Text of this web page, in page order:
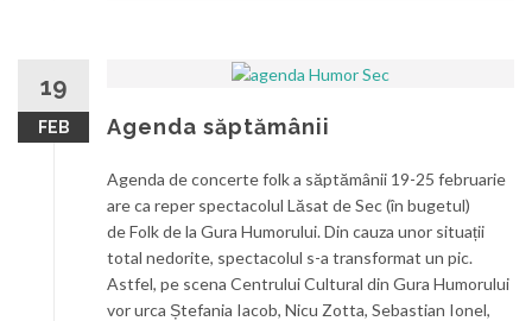
19
FEB Agenda săptămânii
Agenda de concerte folk a săptămânii 19-25 februarie
are ca reper spectacolul Lăsat de Sec (în bugetul)
de Folk de la Gura Humorului. Din cauza unor situații
total nedorite, spectacolul s-a transformat un pic.
Astfel, pe scena Centrului Cultural din Gura Humorului
vor urca Ștefania Iacob, Nicu Zotta, Sebastian Ionel,